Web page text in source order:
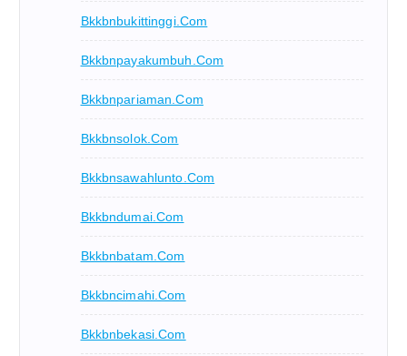
Bkkbnbukittinggi.com
Bkkbnpayakumbuh.com
Bkkbnpariaman.com
Bkkbnsolok.com
Bkkbnsawahlunto.com
Bkkbndumai.com
Bkkbnbatam.com
Bkkbncimahi.com
Bkkbnbekasi.com